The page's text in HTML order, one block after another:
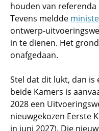
houden van
Tevens meldde
ontwerp-
in te dienen. Het
onafgedaan.
Stel dat dit lukt, dan
beide Kamers is
2028 een
nieuwgekozen Eerste
in juni 2027). Die